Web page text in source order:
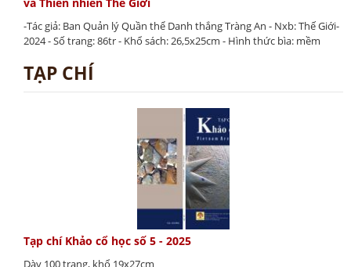
-Tác giả: Ban Quản lý Quần thể Danh thắng Tràng An - Nxb: Thế Giới-
2024 - Số trang: 86tr - Khổ sách: 26,5x25cm - Hình thức bìa: mềm
TẠP CHÍ
Tạp chí Khảo cổ học số 5 - 2025
Dày 100 trang, khổ 19x27cm